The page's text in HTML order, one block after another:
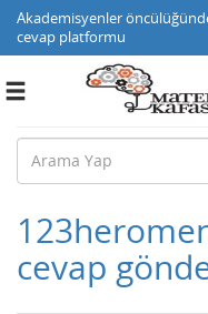
Akademisyenler
cevap platformu
Toggle
cevap